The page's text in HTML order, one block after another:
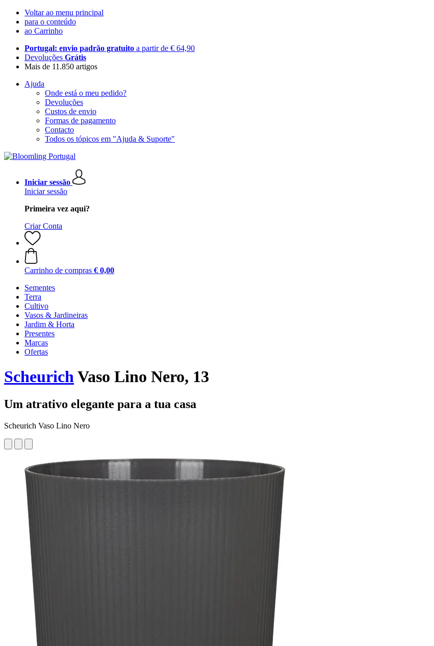
Voltar ao menu principal
para o conteúdo
ao Carrinho
Portugal: envio padrão gratuito a partir de € 64,90
Devoluções Grátis
Mais de 11.850 artigos
Ajuda
Onde está o meu pedido?
Devoluções
Custos de envio
Formas de pagamento
Contacto
Todos os tópicos em "Ajuda & Suporte"
Iniciar sessão
Iniciar sessão
Primeira vez aqui?
Criar Conta
Carrinho de compras € 0,00
Sementes
Terra
Cultivo
Vasos & Jardineiras
Jardim & Horta
Presentes
Marcas
Ofertas
ScheurichVaso Lino Nero, 13
Um atrativo elegante para a tua casa
Scheurich Vaso Lino Nero